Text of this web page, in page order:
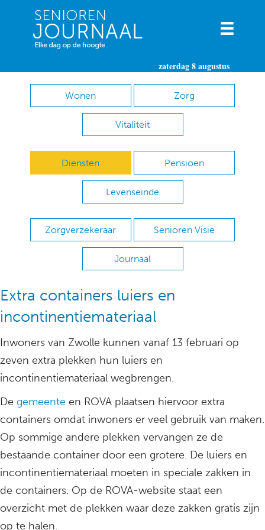
zaterdag 8 augustus
Wonen Zorg
Vitaliteit
Diensten Pensioen
Levenseinde
Zorgverzekeraar Senioren Visie
Journaal
Extra containers luiers en
incontinentiemateriaal
Inwoners van Zwolle kunnen vanaf 13 februari op
zeven extra plekken hun luiers en
incontinentiemateriaal wegbrengen.
De gemeente en ROVA plaatsen hiervoor extra
containers omdat inwoners er veel gebruik van maken.
Op sommige andere plekken vervangen ze de
bestaande container door een grotere. De luiers en
incontinentiemateriaal moeten in speciale zakken in
de containers. Op de ROVA-website staat een
overzicht met de plekken waar deze zakken gratis zijn
op te halen.